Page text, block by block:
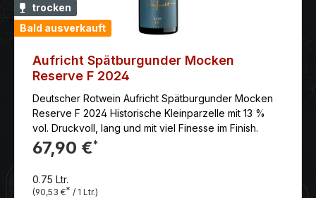
trocken
Bald ausverkauft
Aufricht Spätburgunder Mocken
Reserve F 2024
Deutscher Rotwein Aufricht Spätburgunder Mocken
Reserve F 2024 Historische Kleinparzelle mit 13 %
vol. Druckvoll, lang und mit viel Finesse im Finish.
67,90 €*
0.75 Ltr.
(90,53 €* / 1 Ltr.)